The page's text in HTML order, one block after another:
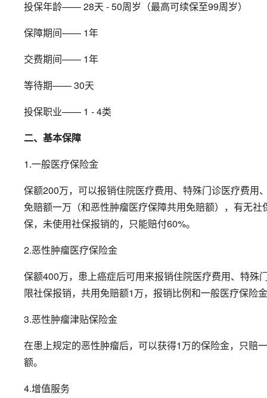
投保年龄—— 28天 - 50周岁（最高可续保至99周岁）
保障期间—— 1年
交费期间—— 1年
等待期—— 30天
投保职业—— 1 - 4类
二、基本保障
1.一般医疗保险金
保额200万，可以报销住院医疗费用、特殊门诊医疗费用
免赔额一万（和恶性肿瘤医疗保障共用免赔额），有无
保，未使用社保报销的，只能赔付60%。
2.恶性肿瘤医疗保险金
保额400万，患上癌症后可用来报销住院医疗费用、特殊
限社保报销，共用免赔额1万，报销比例和一般医疗保险
3.恶性肿瘤津贴保险金
在患上规定的恶性肿瘤后，可以获得1万的保险金，只赔
额。
4.增值服务